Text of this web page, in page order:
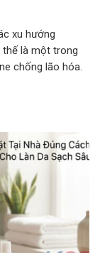
xu hướng
thế là một trong
chống lão hóa.